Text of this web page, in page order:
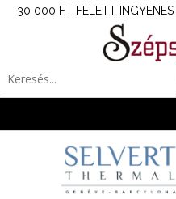
30 000 FT FELETT